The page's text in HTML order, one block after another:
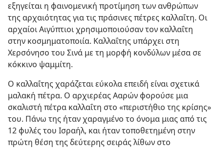
εξηγείται η φαινομενική προτίμηση των ανθρώπων
της αρχαιότητας για τις πράσινες πέτρες καλλαΐτη. Οι
αρχαίοι Αιγύπτιοι χρησιμοποιούσαν τον καλλαΐτη
στην κοσμηματοποιία. Καλλαΐτης υπάρχει στη
Χερσόνησο του Σινά με τη μορφή κονδύλων μέσα σε
κόκκινο ψαμμίτη.
Ο καλλαΐτης χαράζεται εύκολα επειδή είναι σχετικά
μαλακή πέτρα. Ο αρχιερέας Ααρών φορούσε μια
σκαλιστή πέτρα καλλαΐτη στο «περιστήθιο της κρίσης»
του. Πάνω της ήταν χαραγμένο το όνομα μιας από τις
12 φυλές του Ισραήλ, και ήταν τοποθετημένη στην
πρώτη θέση της δεύτερης σειράς λίθων στο